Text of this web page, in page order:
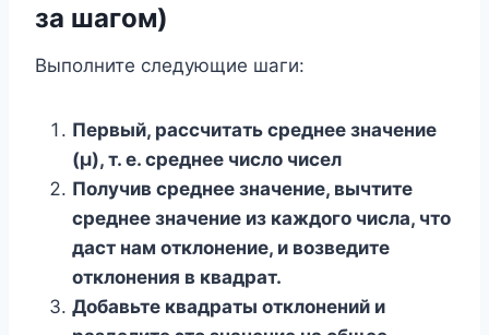
за шагом)
Выполните следующие шаги:
Первый, рассчитать среднее значение
(µ), т. е. среднее число чисел
Получив среднее значение, вычтите
среднее значение из каждого числа, что
даст нам отклонение, и возведите
отклонения в квадрат.
Добавьте квадраты отклонений и